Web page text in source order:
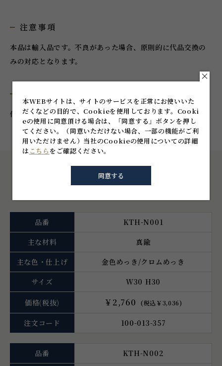
注意事項
本品は輸入品です。不良があった場合、原則的に代品交換の
みの対応となります。
付属ねじ：M4×25
仕様一覧
品番
KTH-N001
主な材料
真鍮
主な色・仕上げ
金色めっき/クロムめっき
サイズ
W30 H30
価格(税抜) ￥2,760 (税込￥3,036)
注文コード 100-013-357
品番
KTH-N002
本WEBサイトは、サイトのサービスを正常にお使いいた
だくなどの目的で、Cookieを使用しております。 Cooki
eの使用に同意頂ける場合は、「同意する」ボタンを押し
てください。
（同意いただけない場合、一部の機能がご利
用いただけません） 当社のCookieの使用についての詳細
は こちら をご確認ください。
同意する